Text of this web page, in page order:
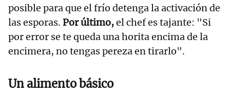
posible para que el frío detenga la activación de
las esporas. Por último,el chef es tajante: "Si
por error se te queda una horita encima de la
encimera, no tengas pereza en tirarlo".
Un alimento básico